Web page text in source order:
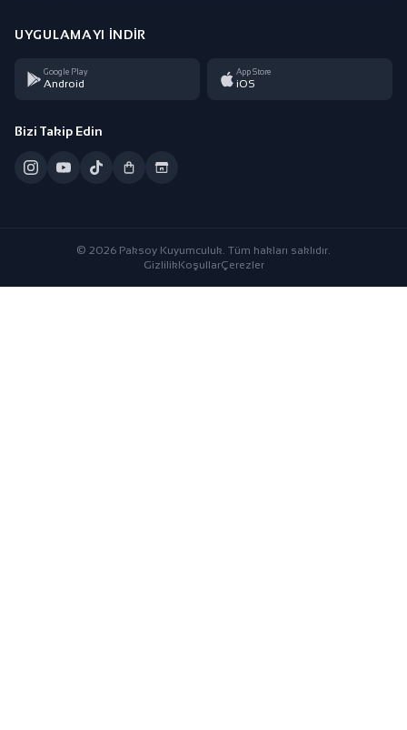
UYGULAMAYI İNDIR
Google Play
Android
App Store
iOS
Bizi Takip Edin
© 2026 Paksoy Kuyumculuk. Tüm hakları saklıdır.
GizlilikKoşullarÇerezler